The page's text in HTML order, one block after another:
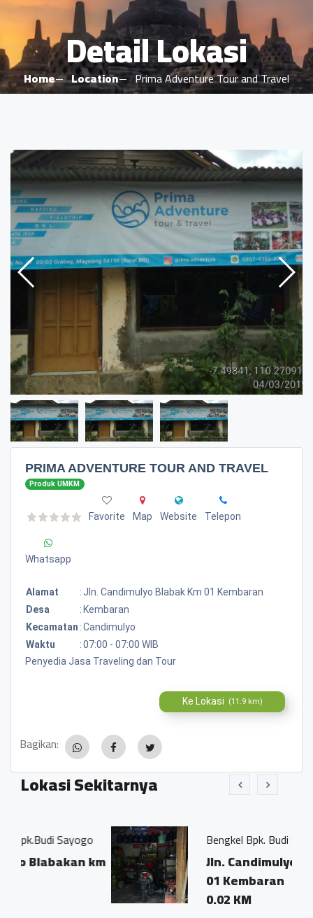
Detail Lokasi
Home Location Prima Adventure Tour and Travel
PRIMA ADVENTURE TOUR AND TRAVEL
Produk UMKM
Favorite Map Website Telepon
Whatsapp
Alamat : Jln. Candimulyo Blabak Km 01 Kembaran
Desa
: Kembaran
Kecamatan :Candimulyo
Waktu
:07:00 - 07:00 WIB
Penyedia Jasa Traveling dan Tour
Ke Lokasi (11.9 km)
Bagikan:
Lokasi Sekitarnya
km
Bengkel Bpk. Budi Sayogo
Jln. Candimulyo Blabakan
01 Kembaran
0.02 KM